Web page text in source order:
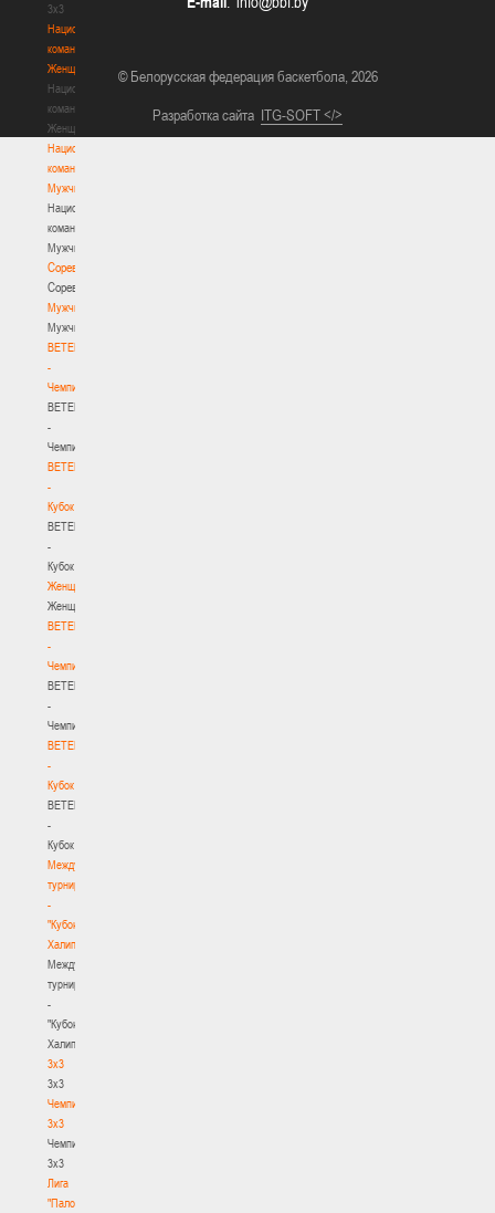
3х3
Национальная
команда.
Женщины
Национальная
команда.
Женщины
Национальная
команда.
Мужчины
Национальная
команда.
Мужчины
Соревнования
Соревнования
Мужчины
Мужчины
BETERA
-
Чемпионат
BETERA
-
Чемпионат
BETERA
-
Кубок
BETERA
-
Кубок
Женщины
Женщины
BETERA
-
Чемпионат
BETERA
-
Чемпионат
BETERA
-
Кубок
BETERA
-
Кубок
Международный
турнир
-
"Кубок
Халипского"
Международный
турнир
-
"Кубок
Халипского"
3x3
3x3
Чемпионат
3х3
Чемпионат
3х3
Лига
"Палова"
© Белорусская федерация баскетбола, 2026
Разработка сайта ITG-SOFT </>